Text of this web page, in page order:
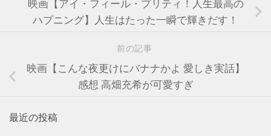
映画【アイ・フィール・プリティ！人生最高の
ハプニング】人生はたった一瞬で輝きだす！
前の記事
映画【こんな夜更けにバナナかよ 愛しき実話】
感想 高畑充希が可愛すぎ
最近の投稿